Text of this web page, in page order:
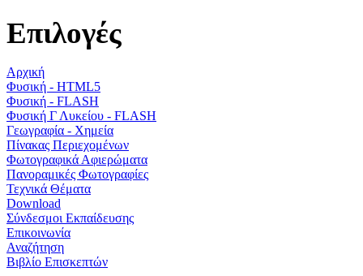
Επιλογές
Αρχική
Φυσική - HTML5
Φυσική - FLASH
Φυσική Γ Λυκείου - FLASH
Γεωγραφία - Χημεία
Πίνακας Περιεχομένων
Φωτογραφικά Αφιερώματα
Πανοραμικές Φωτογραφίες
Τεχνικά Θέματα
Download
Σύνδεσμοι Εκπαίδευσης
Επικοινωνία
Αναζήτηση
Βιβλίο Επισκεπτών